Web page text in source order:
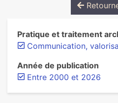
Pratique et traitement
Communication,
Année de publication
Entre 2000 et 2026